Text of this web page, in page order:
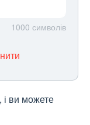
1000 символів
і ви можете